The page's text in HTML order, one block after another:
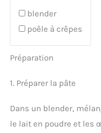
blender
poêle à crêpes
Préparation
1. Préparer la pâte
Dans un blender,
le lait en poudre et les